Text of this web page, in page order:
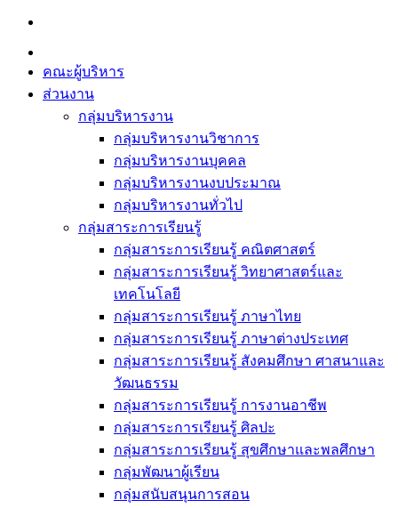
Skip
content
คณะผู้บริหาร
ส่วนงาน
กลุ่มบริหารงาน
กลุ่มบริหารงานวิชาการ
กลุ่มบริหารงานบุคคล
กลุ่มบริหารงานงบประมาณ
กลุ่มบริหารงานทั่วไป
กลุ่มสาระการเรียนรู้
กลุ่มสาระการเรียนรู้ คณิตศาสตร์
กลุ่มสาระการเรียนรู้ วิทยาศาสตร์และ
เทคโนโลยี
กลุ่มสาระการเรียนรู้ ภาษาไทย
กลุ่มสาระการเรียนรู้ ภาษาต่างประเทศ
กลุ่มสาระการเรียนรู้ สังคมศึกษา ศาสนาและ
วัฒนธรรม
กลุ่มสาระการเรียนรู้ การงานอาชีพ
กลุ่มสาระการเรียนรู้ ศิลปะ
กลุ่มสาระการเรียนรู้ สุขศึกษาและพลศึกษา
กลุ่มพัฒนาผู้เรียน
กลุ่มสนับสนุนการสอน